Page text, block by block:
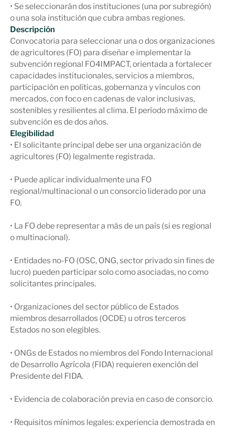
• Se seleccionarán dos instituciones (una por subregión)
o una sola institución que cubra ambas regiones.
Descripción
Convocatoria para seleccionar una o dos organizaciones
de agricultores (FO) para diseñar e implementar la
subvención regional FO4IMPACT, orientada a fortalecer
capacidades institucionales, servicios a miembros,
participación en políticas, gobernanza y vínculos con
mercados, con foco en cadenas de valor inclusivas,
sostenibles y resilientes al clima. El período máximo de
subvención es de dos años.
Elegibilidad
• El solicitante principal debe ser una organización de
agricultores (FO) legalmente registrada.
• Puede aplicar individualmente una FO
regional/multinacional o un consorcio liderado por una
FO.
• La FO debe representar a más de un país (si es regional
o multinacional).
• Entidades no-FO (OSC, ONG, sector privado sin fines de
lucro) pueden participar solo como asociadas, no como
solicitantes principales.
• Organizaciones del sector público de Estados
miembros desarrollados (OCDE) u otros terceros
Estados no son elegibles.
• ONGs de Estados no miembros del Fondo Internacional
de Desarrollo Agrícola (FIDA) requieren exención del
Presidente del FIDA.
• Evidencia de colaboración previa en caso de consorcio.
• Requisitos mínimos legales: experiencia demostrada en